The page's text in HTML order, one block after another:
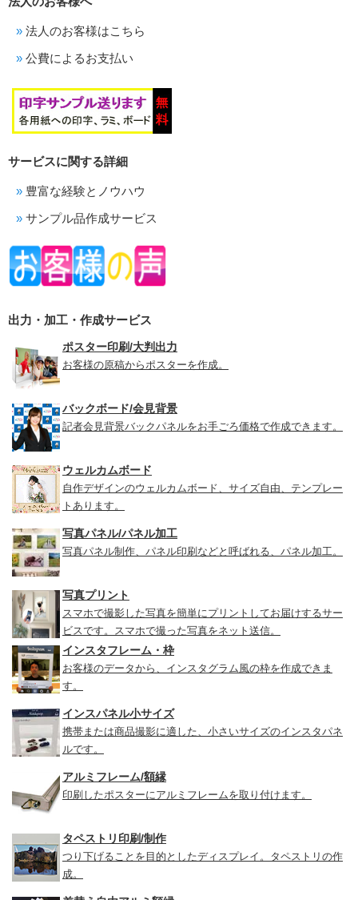
法人のお客様はこちら
公費によるお支払い
サービスに関する詳細
豊富な経験とノウハウ
サンプル品作成サービス
出力・加工・作成サービス
ポスター印刷/大判出力
お客様の原稿からポスターを作成。
バックボード/会見背景
記者会見背景バックパネルをお手ごろ価格で作成できます。
ウェルカムボード
自作デザインのウェルカムボード、サイズ自由、テンプレー
トあります。
写真パネル/パネル加工
写真パネル制作、パネル印刷などと呼ばれる、パネル加工。
写真プリント
スマホで撮影した写真を簡単にプリントしてお届けするサー
ビスです。スマホで撮った写真をネット送信。
インスタフレーム・枠
お客様のデータから、インスタグラム風の枠を作成できま
す。
インスパネル小サイズ
携帯または商品撮影に適した、小さいサイズのインスタパネ
ルです。
アルミフレーム/額縁
印刷したポスターにアルミフレームを取り付けます。
タペストリ印刷/制作
つり下げることを目的としたディスプレイ。タペストリの作
成。